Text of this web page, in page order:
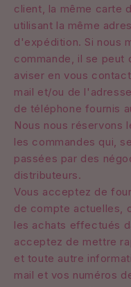
client, la même carte
utilisant la même
d'expédition. Si nous
commande, il se peut
aviser en vous
mail et/ou de
de téléphone fournis
Nous nous réservons
les commandes qui,
passées par des
distributeurs.
Vous acceptez de
de compte actuelles,
les achats effectués
acceptez de mettre
et toute autre
mail et vos numéros